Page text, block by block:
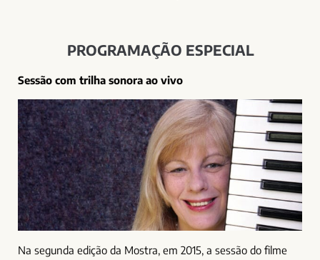
PROGRAMAÇÃO ESPECIAL
Sessão com trilha sonora ao vivo
Na segunda edição da Mostra, em 2015, a sessão do filme